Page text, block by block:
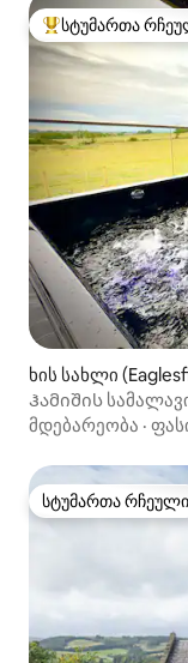
სტუმართა რჩეული
სტუმართა
ხის სახლი
Ჰამიშის
მდებარეობა ·
სტუმართა რჩეული
სტუმართა რჩეული